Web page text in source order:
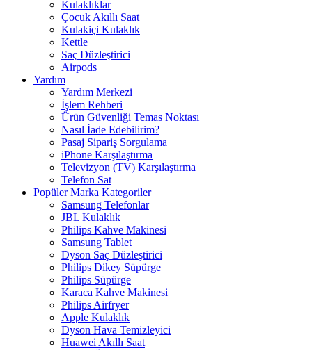
Kulaklıklar
Çocuk Akıllı Saat
Kulakiçi Kulaklık
Kettle
Saç Düzleştirici
Airpods
Yardım
Yardım Merkezi
İşlem Rehberi
Ürün Güvenliği Temas Noktası
Nasıl İade Edebilirim?
Pasaj Sipariş Sorgulama
iPhone Karşılaştırma
Televizyon (TV) Karşılaştırma
Telefon Sat
Popüler Marka Kategoriler
Samsung Telefonlar
JBL Kulaklık
Philips Kahve Makinesi
Samsung Tablet
Dyson Saç Düzleştirici
Philips Dikey Süpürge
Philips Süpürge
Karaca Kahve Makinesi
Philips Airfryer
Apple Kulaklık
Dyson Hava Temizleyici
Huawei Akıllı Saat